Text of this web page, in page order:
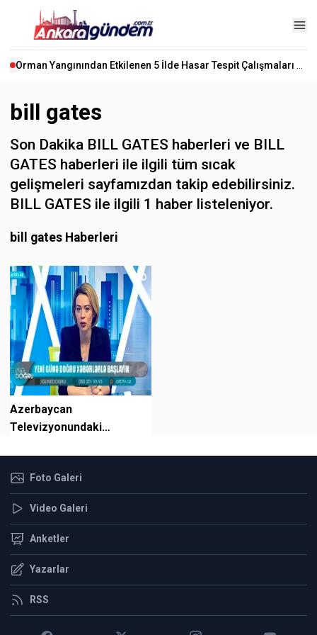
bill gates
Son Dakika BILL GATES haberleri ve BILL
GATES haberleri ile ilgili tüm sıcak
gelişmeleri sayfamızdan takip edebilirsiniz.
BILL GATES ile ilgili 1 haber listeleniyor.
bill gates Haberleri
Azerbaycan
Televizyonundaki
Gü...Foto Galeri
Video Galeri
Anketler
Yazarlar
RSS